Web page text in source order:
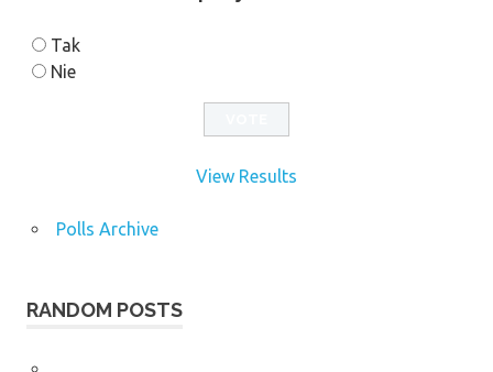
Tak
Nie
View Results
Polls Archive
RANDOM POSTS